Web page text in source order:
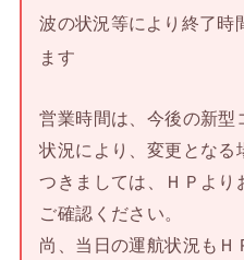
波の状況等により終了時
ます
営業時間は、今後の新型
状況により、変更となる
つきましては、ＨＰより
ご確認ください。
尚、当日の運航状況もＨ